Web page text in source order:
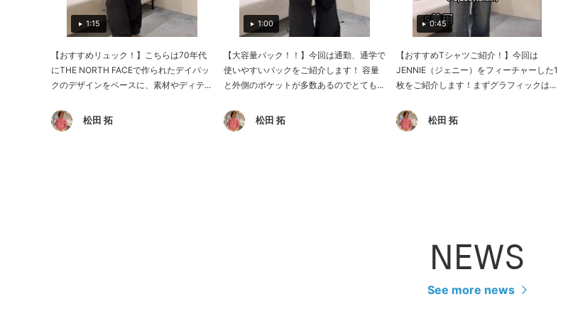
1:15
【おすすめリュック！】こちらは70年代
にTHE NORTH FACEで作られたデイパッ
クのデザインをベースに、素材やディテ...
松田 拓
1:00
【大容量バック！！】今回は通勤、通学で
使いやすいバックをご紹介します！ 容量
と外側のポケットが多数あるのでとても...
松田 拓
0:45
【おすすめTシャツご紹介！】今回は
JENNIE（ジェニー）をフィーチャーした1
枚をご紹介します！まずグラフィックは...
松田 拓
NEWS
See more news